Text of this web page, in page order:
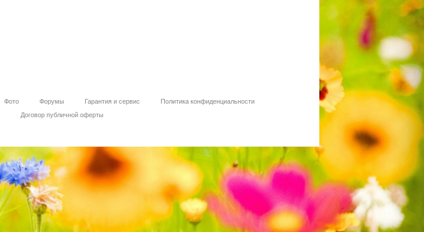
Фото Форумы Гарантия и сервис
Политика конфиденциальности
Договор публичной оферты